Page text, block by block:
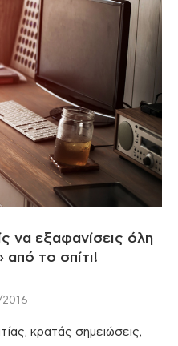
να εξαφανίσεις όλη
από το σπίτι!
κρατάς σημειώσεις,